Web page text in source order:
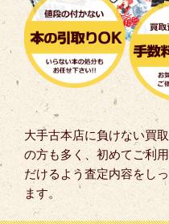
大手古本店に負けない買
の方も多く、初めてご利
だけるよう査定内容をし
ます。